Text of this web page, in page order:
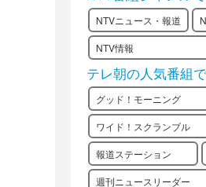
NTVニュース・報道
NTV情報
テレ朝の人気番組
グッド！モーニング
ワイド！スクランブル
報道ステーション
週刊ニュースリーダー